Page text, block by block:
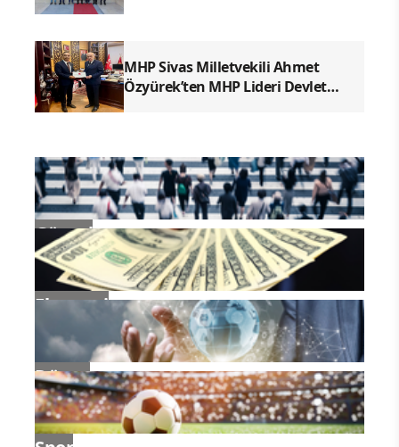
MHP Sivas Milletvekili Ahmet
Özyürek’ten MHP Lideri Devlet
Güncel
Ekonomi
Dünya